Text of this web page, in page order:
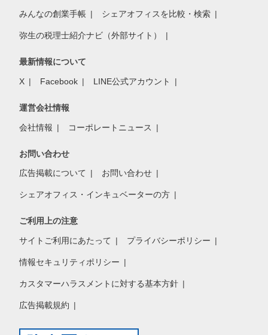
みんなの創業手帳 シェアオフィスを比較・検索
弥生の税理士紹介ナビ（外部サイト）
最新情報について
X Facebook LINE公式アカウント
運営会社情報
会社情報 コーポレートニュース
お問い合わせ
広告掲載について お問い合わせ
シェアオフィス・インキュベーターの方
ご利用上の注意
サイトご利用にあたって プライバシーポリシー
情報セキュリティポリシー
カスタマーハラスメントに対する基本方針
広告掲載規約